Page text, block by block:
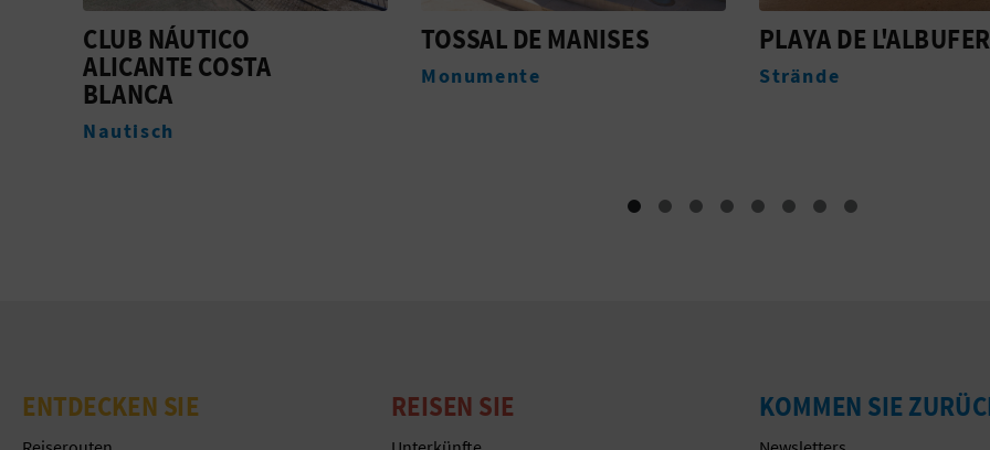
TOSSAL DE MANISES
Monumente
PLAYA DE L'ALBUFERETA
Strände
ALICANTE GOLF
Golf
ENTDECKEN SIE REISEN SIE KOMMEN SIE